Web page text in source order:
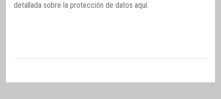
detallada sobre la protección de datos aquí.